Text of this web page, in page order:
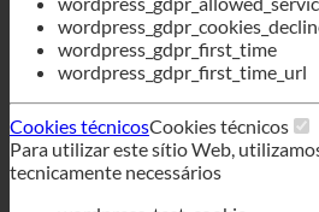
tecnicamente necessários
wordpress_test_cookie
wordpress_logged_in_
wordpress_sec
tk_lr
tk_ou
tk_r3d